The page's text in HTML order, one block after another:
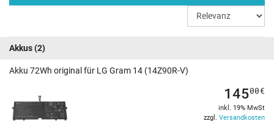
Akkus(2)
Akku 72Wh original für LG Gram 14 (14Z90R-V)
14500€
inkl. 19% MwSt
zzgl. Versandkosten